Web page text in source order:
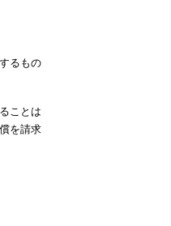
るもの
ことは
を請求